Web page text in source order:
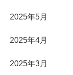
2025年5月
2025年4月
2025年3月